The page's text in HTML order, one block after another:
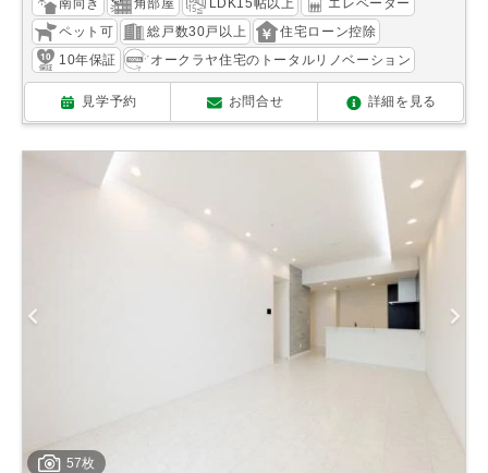
南向き 角部屋 LDK15帖以上
エレベーター
ペット可
総戸数30戸以上
住宅ローン控除
10年保証
オークラヤ住宅のトータルリノベーション
見学予約 お問合せ 詳細を見る
57枚